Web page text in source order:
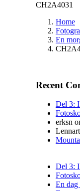
CH2A4031
Home
En
Recent
Del 3:
erksn
Del 3:
En dag